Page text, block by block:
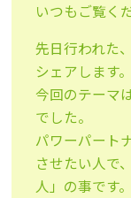
いつもご覧く
先日行われた
シェアします。
今回のテーマ
でした。
パワーパート
させたい人で
人」の事です。